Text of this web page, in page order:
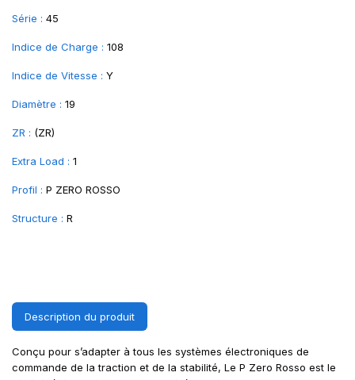
Série : 45
Indice de Charge : 108
Indice de Vitesse : Y
Diamètre : 19
ZR : (ZR)
Extra Load : 1
Profil : P ZERO ROSSO
Structure : R
Description du produit
Conçu pour s’adapter à tous les systèmes électroniques de
commande de la traction et de la stabilité, Le P Zero Rosso est le